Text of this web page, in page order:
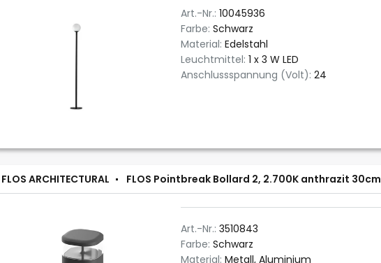
Art.-Nr.: 10045936
Farbe: Schwarz
Material: Edelstahl
Leuchtmittel: 1 x 3 W LED
Anschlussspannung (Volt): 24
FLOS ARCHITECTURAL FLOS Pointbreak Bollard 2, 2.700K anthrazit 30cm
Art.-Nr.: 3510843
Farbe: Schwarz
Material: Metall, Aluminium